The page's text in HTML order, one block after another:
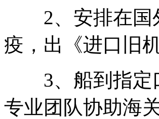
2、安排在国
疫，出《进口旧
3、船到指定
专业团队协助海